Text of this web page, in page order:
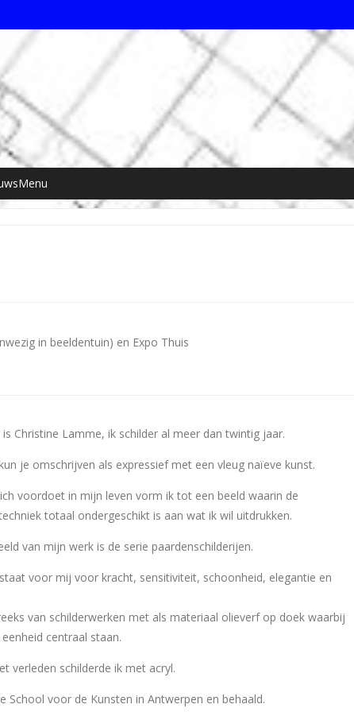
in beeldentuin) en Expo Thuis
Christine Lamme, ik schilder al meer dan twintig jaar.
je omschrijven als expressief met een vleug naïeve kunst.
voordoet in mijn leven vorm ik tot een beeld waarin de
totaal ondergeschikt is aan wat ik wil uitdrukken.
van mijn werk is de serie paardenschilderijen.
voor mij voor kracht, sensitiviteit, schoonheid, elegantie en
van schilderwerken met als materiaal olieverf op doek waarbij
centraal staan.
verleden schilderde ik met acryl.
voor de Kunsten in Antwerpen en behaald.